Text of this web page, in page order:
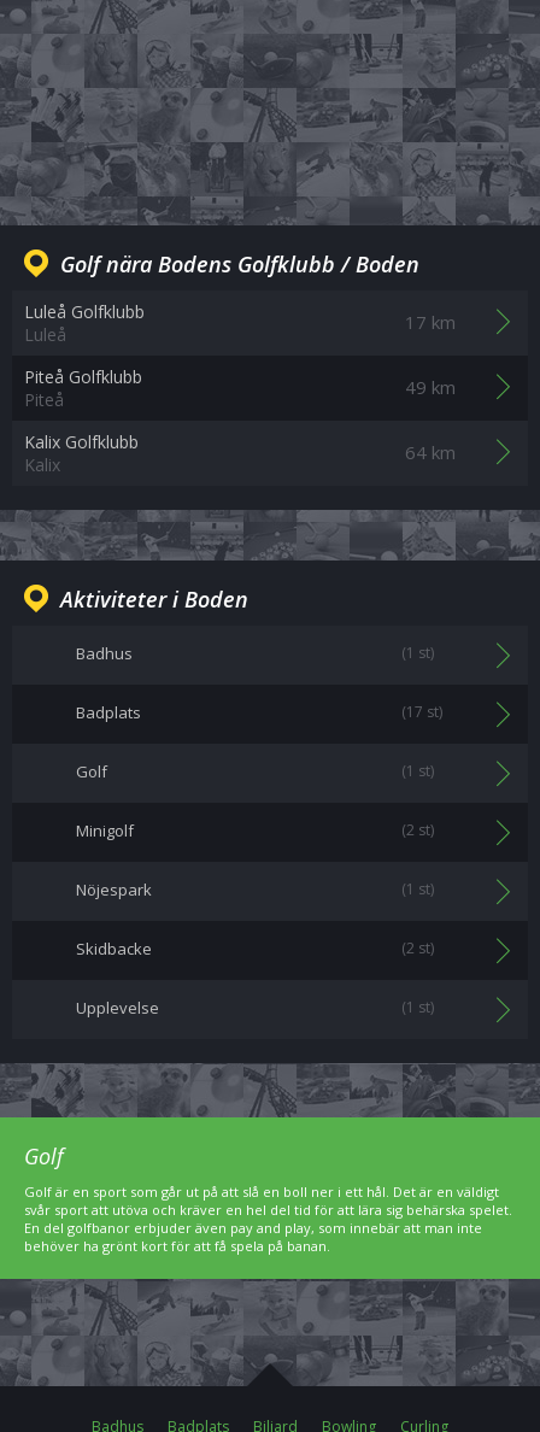
Golf nära Bodens Golfklubb / Boden
Luleå Golfklubb
Luleå
17 km
Piteå Golfklubb
Piteå
49 km
Kalix Golfklubb
Kalix
64 km
Aktiviteter i Boden
Badhus (1 st)
Badplats (17 st)
Golf (1 st)
Minigolf (2 st)
Nöjespark (1 st)
Skidbacke (2 st)
Upplevelse (1 st)
Golf
Golf är en sport som går ut på att slå en boll ner i ett hål. Det är en väldigt
svår sport att utöva och kräver en hel del tid för att lära sig behärska spelet.
En del golfbanor erbjuder även pay and play, som innebär att man inte
behöver ha grönt kort för att få spela på banan.
Badhus Badplats Biljard Bowling Curling